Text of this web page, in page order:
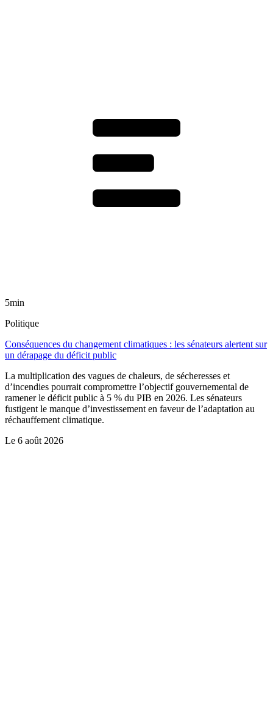
5min
Politique
Conséquences du changement climatiques : les sénateurs alertent sur
un dérapage du déficit public
La multiplication des vagues de chaleurs, de sécheresses et
d’incendies pourrait compromettre l’objectif gouvernemental de
ramener le déficit public à 5 % du PIB en 2026. Les sénateurs
fustigent le manque d’investissement en faveur de l’adaptation au
réchauffement climatique.
Le 6 août 2026